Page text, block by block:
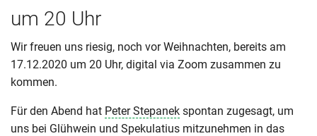
um 20 Uhr
Wir freuen uns riesig, noch vor Weihnachten, bereits am
17.12.2020 um 20 Uhr, digital via Zoom zusammen zu
kommen.
Für den Abend hat Peter Stepanek spontan zugesagt, um
uns bei Glühwein und Spekulatius mitzunehmen in das